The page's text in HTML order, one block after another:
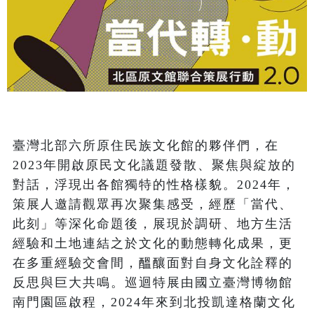
臺灣北部六所原住民族文化館的夥伴們，在
2023年開啟原民文化議題發散、聚焦與綻放的
對話，浮現出各館獨特的性格樣貌。2024年，
策展人邀請觀眾再次聚集感受，經歷「當代、
此刻」等深化命題後，展現於調研、地方生活
經驗和土地連結之於文化的動態轉化成果，更
在多重經驗交會間，醞釀面對自身文化詮釋的
反思與巨大共鳴。巡迴特展由國立臺灣博物館
南門園區啟程，2024年來到北投凱達格蘭文化